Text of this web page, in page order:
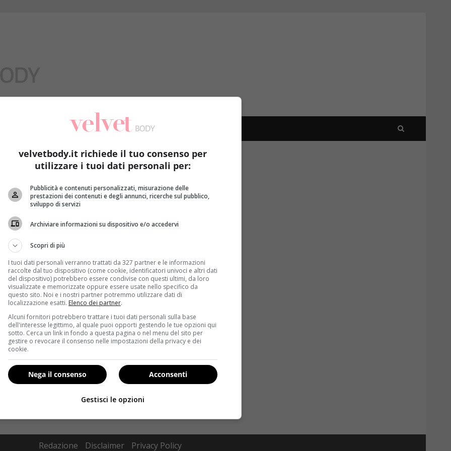
Redazione Disclaimer Privacy Policy
velvetbody.it richiede il tuo consenso per
utilizzare i tuoi dati personali per:
Pubblicità e contenuti personalizzati, misurazione delle
prestazioni dei contenuti e degli annunci, ricerche sul pubblico,
sviluppo di servizi
Archiviare informazioni su dispositivo e/o accedervi
Scopri di più
I tuoi dati personali verranno trattati da 327 partner e le informazioni
raccolte dal tuo dispositivo (come cookie, identificatori univoci e altri dati
del dispositivo) potrebbero essere condivise con questi ultimi, da loro
visualizzate e memorizzate oppure essere usate nello specifico da
questo sito. Noi e i nostri partner potremmo utilizzare dati di
localizzazione esatti. Elenco dei partner.
Alcuni fornitori potrebbero trattare i tuoi dati personali sulla base
dell'interesse legittimo, al quale puoi opporti gestendo le tue opzioni qui
sotto. Cerca un link in fondo a questa pagina o nel menu del sito per
gestire o revocare il consenso nelle impostazioni della privacy e dei
cookie.
Acconsenti
Nega il consenso
Gestisci le opzioni